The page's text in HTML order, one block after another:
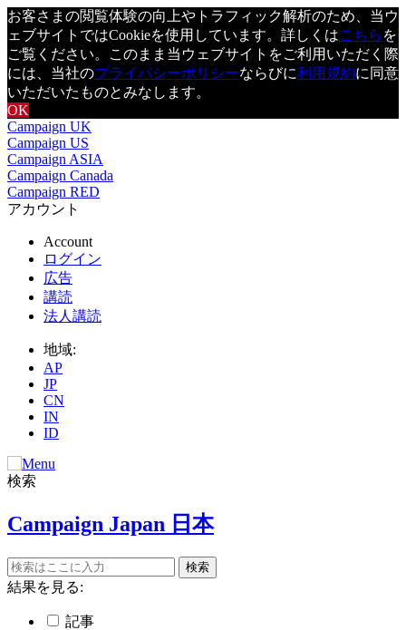
お客さまの閲覧体験の向上やトラフィック解析のため、当ウ
ェブサイトではCookieを使用しています。詳しくはこちら を
ご覧ください。このまま当ウェブサイトをご利用いただく際
には、当社のプライバシーポリシーならびに利用規約に同意
いただいたものとみなします。
OK
Campaign UK
Campaign US
Campaign ASIA
Campaign Canada
Campaign RED
アカウント
Account
ログイン
広告
講読
法人講読
地域:
AP
JP
CN
IN
ID
検索
Campaign Japan 日本
結果を見る:
記事